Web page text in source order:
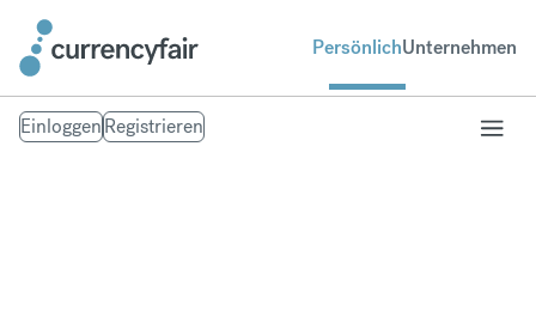
PersönlichUnternehmen
EinloggenRegistrieren